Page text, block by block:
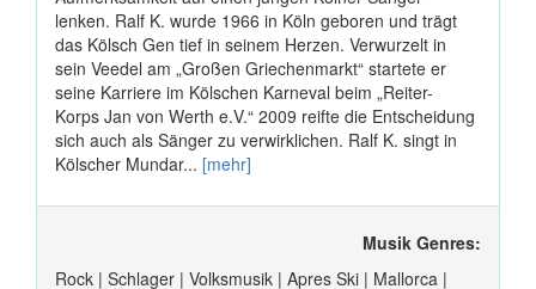
lenken. Ralf K. wurde 1966 in Köln geboren und trägt
das Kölsch Gen tief in seinem Herzen. Verwurzelt in
sein Veedel am „Großen Griechenmarkt“ startete er
seine Karriere im Kölschen Karneval beim „Reiter-
Korps Jan von Werth e.V.“ 2009 reifte die Entscheidung
sich auch als Sänger zu verwirklichen. Ralf K. singt in
Kölscher Mundar... [mehr]
Musik Genres:
Rock | Schlager | Volksmusik | Apres Ski | Mallorca |